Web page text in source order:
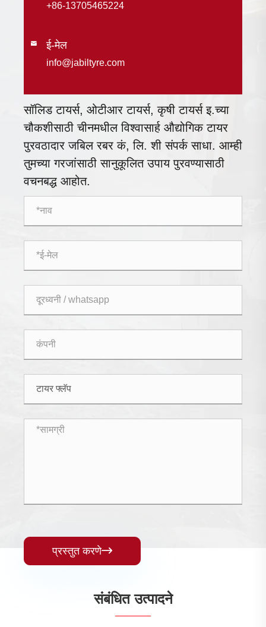
+86-13705465224
 ई-मेल
info@jabiltyre.com
सॉलिड टायर्स, ओटीआर टायर्स, कृषी टायर्स इ.च्या
चौकशीसाठी चीनमधील विश्वासार्ह औद्योगिक टायर
पुरवठादार जबिल रबर कं, लि. शी संपर्क साधा. आम्ही
तुमच्या गरजांसाठी सानुकूलित उपाय पुरवण्यासाठी
वचनबद्ध आहोत.
प्रस्तुत करणे
संबंधित उत्पादने